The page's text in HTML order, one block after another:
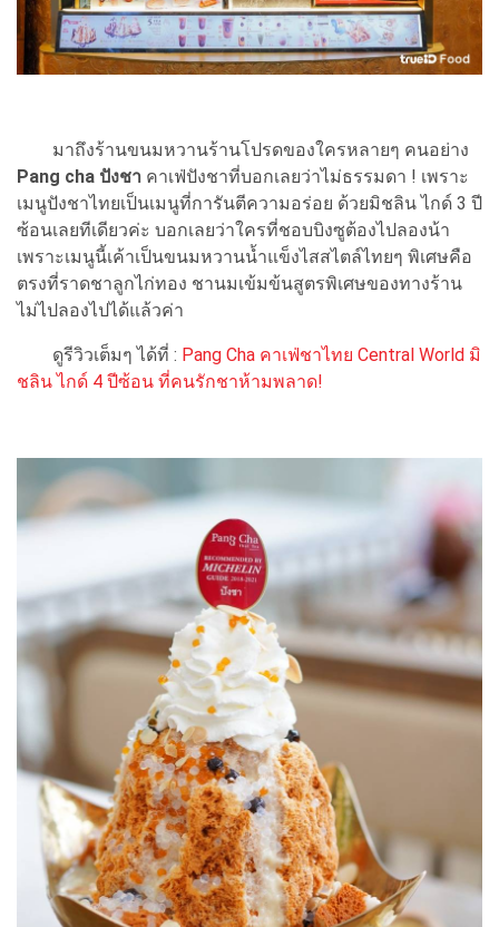
มาถึงร้านขนมหวานร้านโปรดของใครหลายๆ คนอย่าง
Pang cha ปังชา คาเฟ่ปังชาที่บอกเลยว่าไม่ธรรมดา ! เพราะ
เมนูปังชาไทยเป็นเมนูที่การันตีความอร่อย ด้วยมิชลิน ไกด์ 3 ปี
ซ้อนเลยทีเดียวค่ะ บอกเลยว่าใครที่ชอบบิงซูต้องไปลองน้า
เพราะเมนูนี้เค้าเป็นขนมหวานน้ำแข็งไสสไตล์ไทยๆ พิเศษคือ
ตรงที่ราดชาลูกไก่ทอง ชานมเข้มข้นสูตรพิเศษของทางร้าน
ไม่ไปลองไปได้แล้วค่า
ดูรีวิวเต็มๆ ได้ที่ : Pang Cha คาเฟ่ชาไทย Central World มิ
ชลิน ไกด์ 4 ปีซ้อน ที่คนรักชาห้ามพลาด!